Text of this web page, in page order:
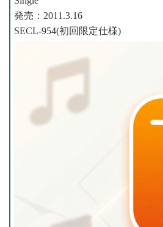
発売：2011.3.16
SECL-954(初回限定仕様)